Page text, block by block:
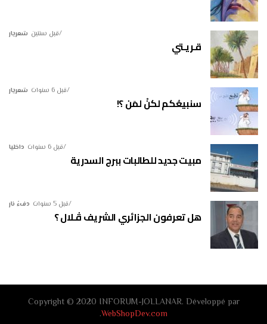
شعريار قبل سنتين
قـريـتي
شعريار قبل 6 سنوات
سنبيعُكم لكنْ لمَن ؟!
داخليا قبل 6 سنوات
مبيت جديد للطالبات ببرج السدرية
دفءُ نار قبل 5 سنوات
هل تعرفون الجزائري الشريف ڤـلال ؟
Copyright © 2020 INFORUM-JOLLANAR. Développé par
WebShopDev.com
.